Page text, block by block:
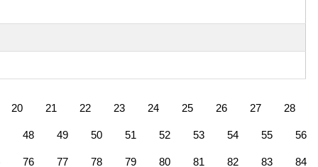
20 21 22 23 24 25 26 27 28
48 49 50 51 52 53 54 55 56
76 77 78 79 80 81 82 83 84